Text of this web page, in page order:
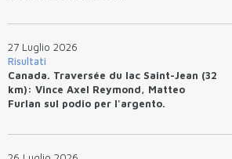
27 Luglio 2026
Risultati
Canada. Traversée du lac Saint-Jean (32
km): Vince Axel Reymond, Matteo
Furlan sul podio per l'argento.